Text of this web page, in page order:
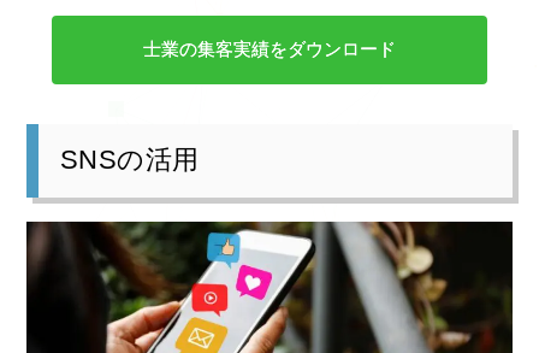
士業の集客実績をダウンロード
SNSの活用